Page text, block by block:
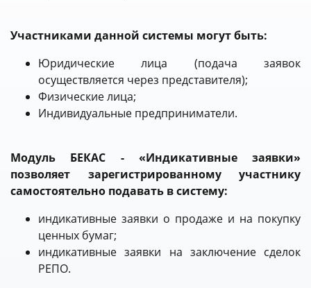
Участниками данной системы могут быть:
Юридические лица (подача заявок
осуществляется через представителя);
Физические лица;
Индивидуальные предприниматели.
Модуль БЕКАС - «Индикативные заявки»
позволяет зарегистрированному участнику
самостоятельно подавать в систему:
индикативные заявки о продаже и на покупку
ценных бумаг;
индикативные заявки на заключение сделок
РЕПО.